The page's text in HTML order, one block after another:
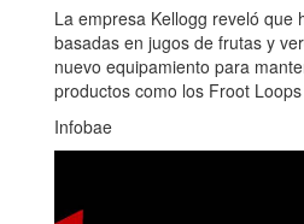
La empresa Kellogg reveló que
basadas en jugos de frutas y
nuevo equipamiento para
productos como los Froot Loops
Infobae